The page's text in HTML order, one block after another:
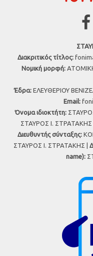
Διακριτικός τίτλος:
Νομική μορφή:
Έδρα: ΕΛΕΥΘΕΡΙΟΥ
Εmail:
Όνομα ιδιοκτήτη:
ΣΤΑΥΡΟΣ Ι. ΣΤΡΑΤΑΚΗΣ |
Διευθυντής σύνταξης:
ΣΤΑΥΡΟΣ Ι. ΣΤΡΑΤΑΚΗΣ |
name):